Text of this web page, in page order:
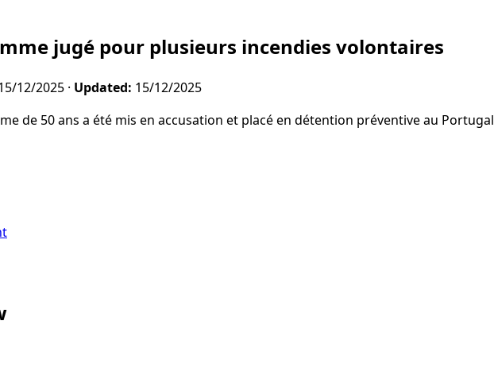
jugé pour plusieurs incendies volontaires
12/2025 · Updated: 15/12/2025
de 50 ans a été mis en accusation et placé en détention préventive au Portugal